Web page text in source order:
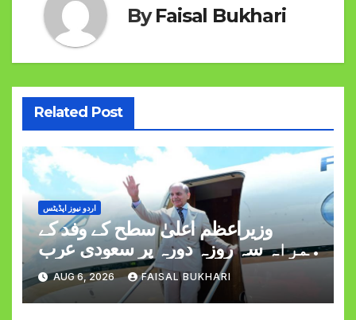
ByFaisal Bukhari
Related Post
اردو نیوز اپڈیٹس
وزیراعظم اعلیٰ سطح کے وفد کے
ہمراہ سہ روزہ دورہ پر سعودی عرب
روانہ
AUG 6, 2026 FAISAL BUKHARI